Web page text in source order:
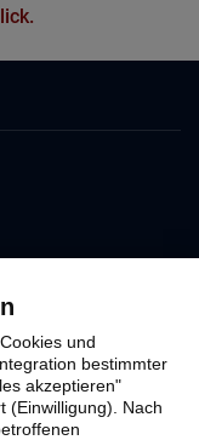
und
bestimmter
akzeptieren"
(Einwilligung). Nach